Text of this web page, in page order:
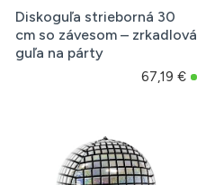
Diskoguľa strieborná 30
cm so závesom – zrkadlová
guľa na párty
67,19 €